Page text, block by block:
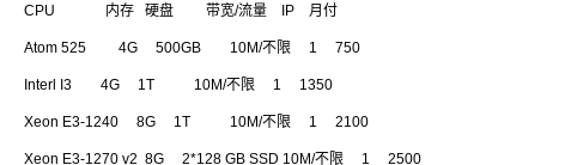
CPU 内存 硬盘 带宽/流量 IP 月付
Atom 525 4G 500GB 10M/不限 1 750
Interl I3 4G 1T 10M/不限 1 1350
Xeon E3-1240 8G 1T 10M/不限 1 2100
Xeon E3-1270 v2 8G 2*128 GB SSD 10M/不限 1 2500